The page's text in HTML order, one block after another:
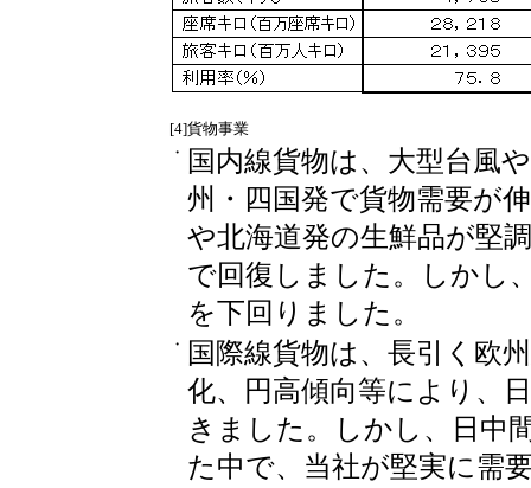
[4]貨物事業
・
国内線貨物は、大型台風
州・四国発で貨物需要が
や北海道発の生鮮品が堅
で回復しました。しかし
を下回りました。
・
国際線貨物は、長引く欧
化、円高傾向等により、
きました。しかし、日中
た中で、当社が堅実に需